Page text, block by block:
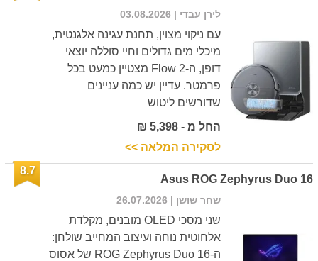
לירן עבדי | 03.08.2026
עם ניקוי מצוין, תחנת עגינה אלגנטית,
מיכלי מים גדולים וחיי סוללה יוצאי
דופן, ה-Flow 2 מצטיין כמעט בכל
פרמטר. עדיין יש כמה עניינים
שדורשים ליטוש
החל מ - 5,398 ₪
לסקירה המלאה >>
Asus ROG Zephyrus Duo 16
8.7
שחר שושן | 26.07.2026
שני מסכי OLED מובנים, מקלדת
אלחוטית נוחה ועיצוב המחייב שולחן:
ה-ROG Zephyrus Duo 16 של אסוס